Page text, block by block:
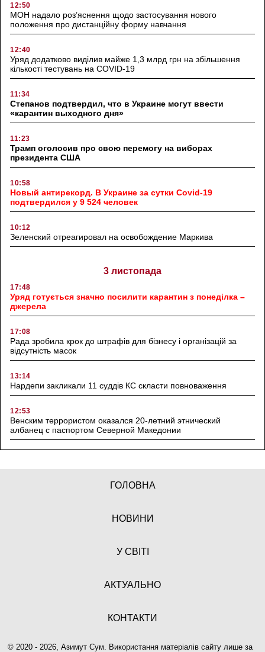
12:50
МОН надало роз’яснення щодо застосування нового
положення про дистанційну форму навчання
12:40
Уряд додатково виділив майже 1,3 млрд грн на збільшення
кількості тестувань на COVID-19
11:34
Степанов подтвердил, что в Украине могут ввести
«карантин выходного дня»
11:23
Трамп оголосив про свою перемогу на виборах
президента США
10:58
Новый антирекорд. В Украине за сутки Covid-19
подтвердился у 9 524 человек
10:12
Зеленский отреагировал на освобождение Маркива
3 листопада
17:48
Уряд готується значно посилити карантин з понеділка –
джерела
17:08
Рада зробила крок до штрафів для бізнесу і організацій за
відсутність масок
13:14
Нардепи закликали 11 суддів КС скласти повноваження
12:53
Венским террористом оказался 20-летний этнический
албанец с паспортом Северной Македонии
ГОЛОВНА
НОВИНИ
У СВІТІ
АКТУАЛЬНО
КОНТАКТИ
© 2020 - 2026, Азимут Сум. Використання матеріалів сайту лише за